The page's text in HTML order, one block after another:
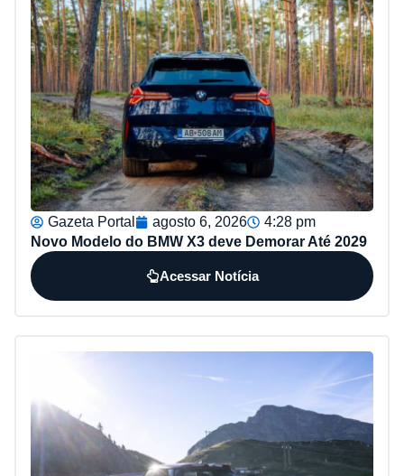
Gazeta Portal agosto 6, 2026
4:28 pm
Novo Modelo do BMW X3 deve Demorar Até 2029
Acessar Notícia